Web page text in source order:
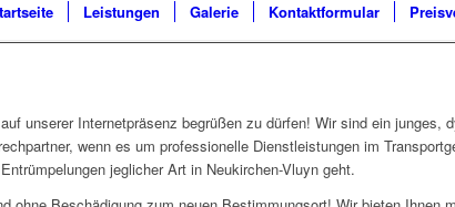
Leistungen Galerie Kontaktformular
unserer Internetpräsenz begrüßen zu dürfen! Wir sind ein junges,
wenn es um professionelle Dienstleistungen im
jeglicher Art in Neukirchen-Vluyn geht.